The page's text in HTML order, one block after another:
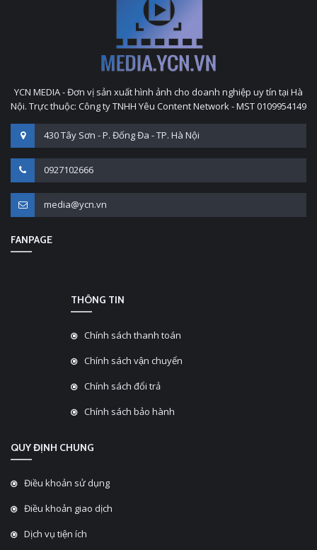
YCN MEDIA - Đơn vị sản xuất hình ảnh cho doanh nghiệp uy tín tại Hà
Nội. Trực thuộc: Công ty TNHH Yêu Content Network - MST 0109954149
430 Tây Sơn - P. Đống Đa - TP. Hà Nội
0927102666
media@ycn.vn
FANPAGE
THÔNG TIN
Chính sách thanh toán
Chính sách vận chuyển
Chính sách đổi trả
Chính sách bảo hành
QUY ĐỊNH CHUNG
Điều khoản sử dụng
Điều khoản giao dịch
Dịch vụ tiện ích